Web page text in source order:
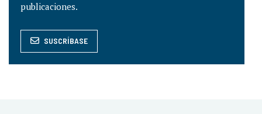
publicaciones.
SUSCRÍBASE